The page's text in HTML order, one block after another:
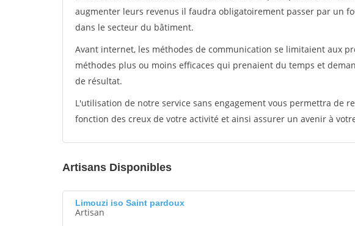
augmenter leurs revenus il faudra obligatoirement passer par un
dans le secteur du bâtiment.
Avant internet, les méthodes de communication se limitaient aux
méthodes plus ou moins efficaces qui prenaient du temps et
de résultat.
L'utilisation de notre service sans engagement vous permettra de
fonction des creux de votre activité et ainsi assurer un avenir à
Artisans Disponibles
Limouzi iso Saint pardoux
Artisan